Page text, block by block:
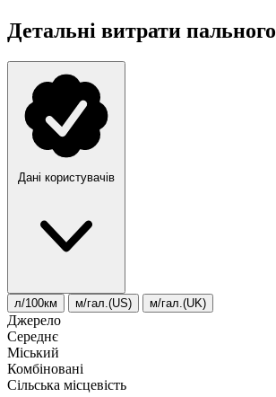
Детальні витрати пального
Дані користувачів
л/100км м/гал.(US) м/гал.(UK)
Джерело
Середнє
Міський
Комбіновані
Сільська місцевість